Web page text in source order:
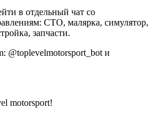
в отдельный чат со
СТО, малярка, симулятор,
запчасти.
@toplevelmotorsport_bot и
motorsport!